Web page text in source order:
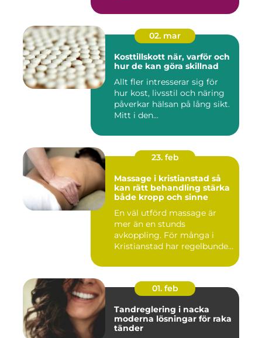
02. mar
Kosttillskott när, varför och
hur de kan göra skillnad
Allt fler intresserar sig för
hur kost, livsstil och näring
påverkar hälsan på lång sikt.
Mitt i den...
23. feb
Massage i kristianstad så
kan rätt behandling stärka
både kropp och sinne
En väl utförd massage är
mer än en stunds
avkoppling. För många i
Kristianstad har regelbunden
01. feb
Tandreglering i nacka
moderna lösningar för raka
tänder